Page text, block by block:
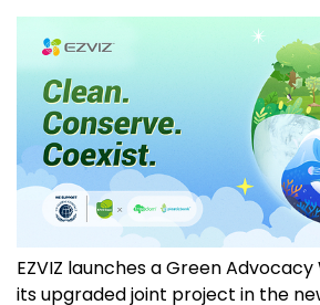
EZVIZ launches a Green
its upgraded joint project in the